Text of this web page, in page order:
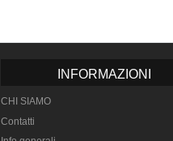
INFORMAZIONI
CHI SIAMO
Contatti